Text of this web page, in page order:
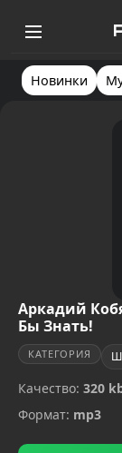
Новинки
Аркадий
Бы Знать!
КАТЕГОРИЯ
Качество: 320
Формат: mp3